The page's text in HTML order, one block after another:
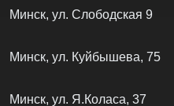
Минск, ул. Слободская 9
Минск, ул. Куйбышева, 75
Минск, ул. Я.Коласа, 37